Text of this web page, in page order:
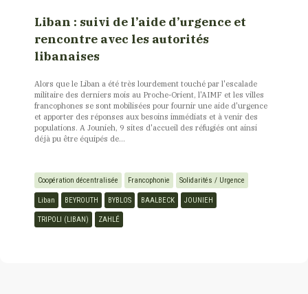
Liban : suivi de l’aide d’urgence et
rencontre avec les autorités
libanaises
Alors que le Liban a été très lourdement touché par l'escalade
militaire des derniers mois au Proche-Orient, l'AIMF et les villes
francophones se sont mobilisées pour fournir une aide d'urgence
et apporter des réponses aux besoins immédiats et à venir des
populations. A Jounieh, 9 sites d'accueil des réfugiés ont ainsi
déjà pu être équipés de...
Coopération décentralisée Francophonie Solidarités / Urgence
Liban BEYROUTH BYBLOS BAALBECK JOUNIEH
TRIPOLI (LIBAN) ZAHLÉ